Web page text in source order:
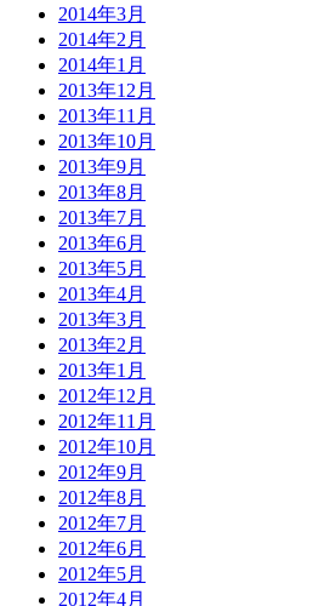
2014年3月
2014年2月
2014年1月
2013年12月
2013年11月
2013年10月
2013年9月
2013年8月
2013年7月
2013年6月
2013年5月
2013年4月
2013年3月
2013年2月
2013年1月
2012年12月
2012年11月
2012年10月
2012年9月
2012年8月
2012年7月
2012年6月
2012年5月
2012年4月